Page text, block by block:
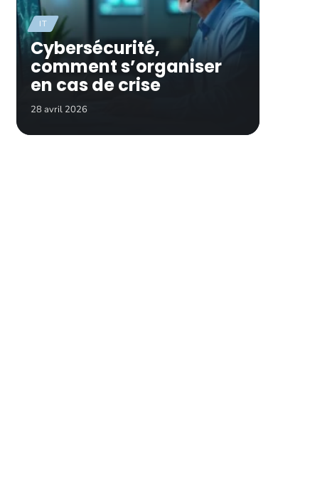
IT
Cybersécurité,
comment s’organiser
en cas de crise
28 avril 2026